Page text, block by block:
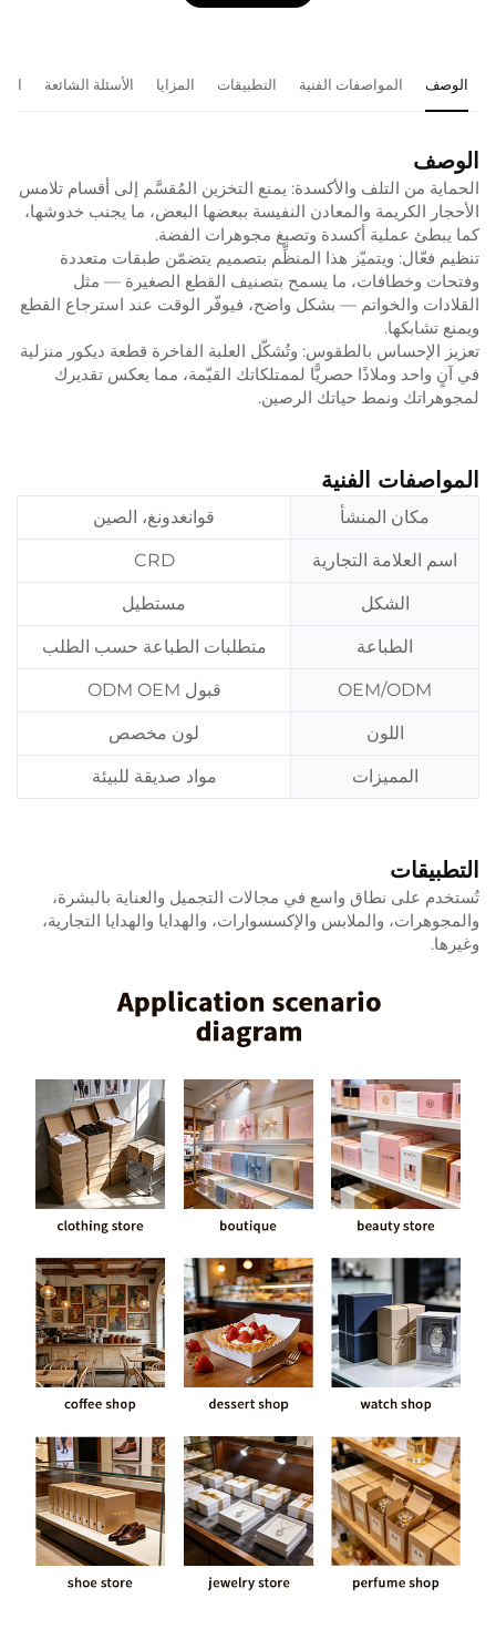
الوصف المواصفات الفنية التطبيقات المزايا الأسئلة الشائعة
الوصف
الحماية من التلف والأكسدة: يمنع التخزين المُقسَّم إلى أقسام تلامس
الأحجار الكريمة والمعادن النفيسة ببعضها البعض، ما يجنب خدوشها،
كما يبطئ عملية أكسدة وتصبغ مجوهرات الفضة.
تنظيم فعّال: ويتميّز هذا المنظِّم بتصميم يتضمّن طبقات متعددة
وفتحات وخطافات، ما يسمح بتصنيف القطع الصغيرة — مثل
القلادات والخواتم — بشكل واضح، فيوفّر الوقت عند استرجاع القطع
ويمنع تشابكها.
تعزيز الإحساس بالطقوس: وتُشكّل العلبة الفاخرة قطعة ديكور منزلية
في آنٍ واحد وملاذًا حصريًّا لممتلكاتك القيّمة، مما يعكس تقديرك
لمجوهراتك ونمط حياتك الرصين.
المواصفات الفنية
مكان المنشأ قوانغدونغ، الصين
اسم العلامة التجارية CRD
الشكل مستطيل
الطباعة متطلبات الطباعة حسب الطلب
OEM/ODM قبول ODM OEM
اللون لون مخصص
المميزات مواد صديقة للبيئة
التطبيقات
تُستخدم على نطاق واسع في مجالات التجميل والعناية بالبشرة،
والمجوهرات، والملابس والإكسسوارات، والهدايا والهدايا التجارية،
وغيرها.